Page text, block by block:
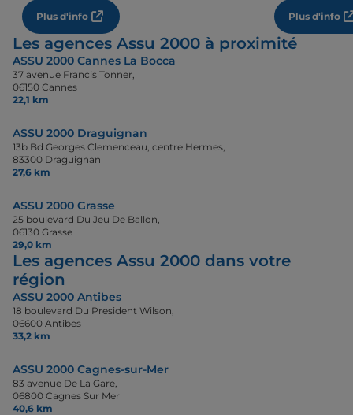
Plus d'info
Plus d'info
Les agences Assu 2000 à proximité
ASSU 2000 Cannes La Bocca
37 avenue Francis Tonner,
06150 Cannes
22,1 km
ASSU 2000 Draguignan
13b Bd Georges Clemenceau, centre Hermes,
83300 Draguignan
27,6 km
ASSU 2000 Grasse
25 boulevard Du Jeu De Ballon,
06130 Grasse
29,0 km
Les agences Assu 2000 dans votre
région
ASSU 2000 Antibes
18 boulevard Du President Wilson,
06600 Antibes
33,2 km
ASSU 2000 Cagnes-sur-Mer
83 avenue De La Gare,
06800 Cagnes Sur Mer
40,6 km